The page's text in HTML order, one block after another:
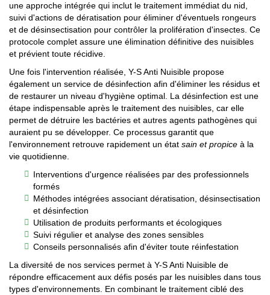
une approche intégrée qui inclut le traitement immédiat du nid,
suivi d'actions de dératisation pour éliminer d'éventuels rongeurs
et de désinsectisation pour contrôler la prolifération d'insectes. Ce
protocole complet assure une élimination définitive des nuisibles
et prévient toute récidive.
Une fois l'intervention réalisée, Y-S Anti Nuisible propose
également un service de désinfection afin d'éliminer les résidus et
de restaurer un niveau d'hygiène optimal. La désinfection est une
étape indispensable après le traitement des nuisibles, car elle
permet de détruire les bactéries et autres agents pathogènes qui
auraient pu se développer. Ce processus garantit que
l'environnement retrouve rapidement un état sain et propice à la
vie quotidienne.
Interventions d'urgence réalisées par des professionnels
formés
Méthodes intégrées associant dératisation, désinsectisation
et désinfection
Utilisation de produits performants et écologiques
Suivi régulier et analyse des zones sensibles
Conseils personnalisés afin d'éviter toute réinfestation
La diversité de nos services permet à Y-S Anti Nuisible de
répondre efficacement aux défis posés par les nuisibles dans tous
types d'environnements. En combinant le traitement ciblé des